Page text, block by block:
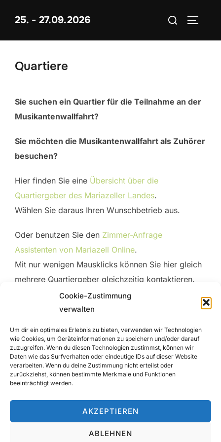
Cookie-Zustimmung
verwalten
Um dir ein optimales Erlebnis zu bieten, verwenden wir Technologien
wie Cookies, um Geräteinformationen zu speichern und/oder darauf
zuzugreifen. Wenn du diesen Technologien zustimmst, können wir
Daten wie das Surfverhalten oder eindeutige IDs auf dieser Website
verarbeiten. Wenn du deine Zustimmung nicht erteilst oder
zurückziehst, können bestimmte Merkmale und Funktionen
beeinträchtigt werden.
AKZEPTIEREN
ABLEHNEN
Inhalt25. - 27.09.2026
Suchen
Quartiere
Sie suchen ein Quartier für die Teilnahme an der
Musikantenwallfahrt?
Sie möchten die Musikantenwallfahrt als Zuhörer
besuchen?
Hier finden Sie eine Übersicht über die
Quartiergeber des Mariazeller Landes.
Wählen Sie daraus Ihren Wunschbetrieb aus.
Oder benutzen Sie den Zimmer-Anfrage
Assistenten von Mariazell Online.
Mit nur wenigen Mausklicks können Sie hier gleich
mehrere Quartiergeber gleichzeitig kontaktieren.
Für weitere Fragen kontaktieren Sie das
Tel. 03882 / 2366 oder per E-Mail an
tourismus@mariazell-info.at.